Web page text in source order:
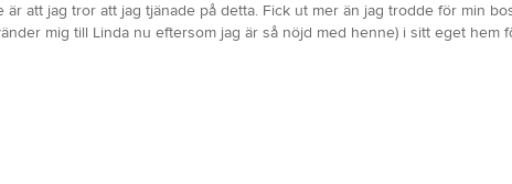
att jag tror att jag tjänade på detta. Fick ut mer än jag trodde för min
mig till Linda nu eftersom jag är så nöjd med henne) i sitt eget hem